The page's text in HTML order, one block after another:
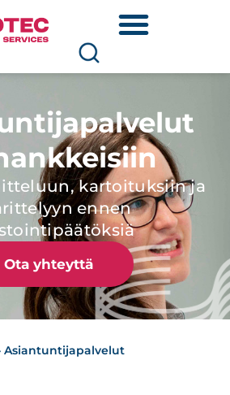
kartoituksiin ja
ennen
Ota yhteyttä
Asiantuntijapalvelut